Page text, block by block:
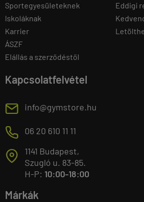
Sportegyesületeknek
Iskoláknak
Karrier
ÁSZF
Elállás a szerződéstől
Eddigi
Kapcsolatfelvétel
E info@gymstore.hu
M 06 20 610 11 11
T
1141 Budapest,
Szugló u. 83-85.
H-P: 10:00-18:00
Márkák